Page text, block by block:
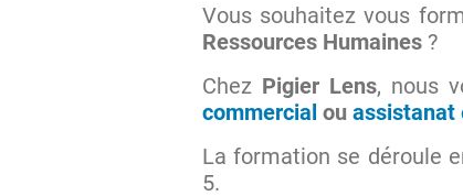
Vous souhaitez vous
Ressources Humaines ?
Chez Pigier Lens, nous
commercial ou assistanat
La formation se déroule
5.